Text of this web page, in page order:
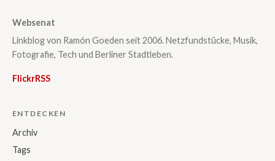
Websenat
Linkblog von Ramón Goeden seit 2006. Netzfundstücke, Musik,
Fotografie, Tech und Berliner Stadtleben.
FlickrRSS
ENTDECKEN
Archiv
Tags